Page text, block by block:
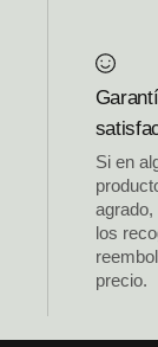
Si en
agrado,
los
precio.